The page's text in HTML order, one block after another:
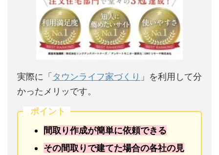
実際に「 タウンライフ家づくり 」を利用して分
かったメリッです。
ポイント
間取り作成が簡単に依頼できる
その間取りで建てた場合の各社の見